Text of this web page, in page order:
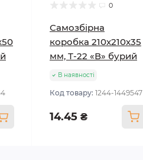
0
Самозбірна
коробка 210х210х35
мм, Т-22 «В» бурий
В наявності
Код товару: 1244-1449547
14.45 ₴